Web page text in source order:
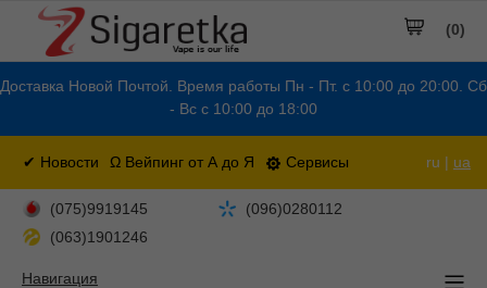
Доставка Новой Почтой. Время работы Пн - Пт. с 10:00 до 20:00. Сб
- Вс с 10:00 до 18:00
✔ Новости Ω Вейпинг от А до Я Сервисы ru | ua
(0)
(075)9919145
(096)0280112
(063)1901246
Навигация